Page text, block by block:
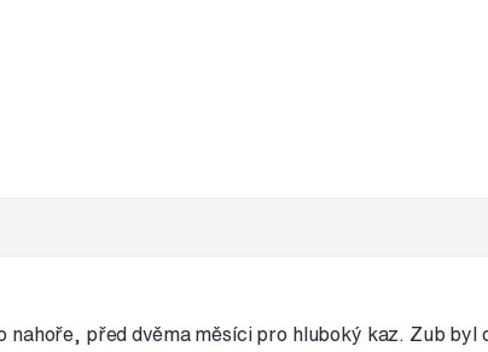
nahoře, před dvěma měsíci pro hluboký kaz. Zub byl